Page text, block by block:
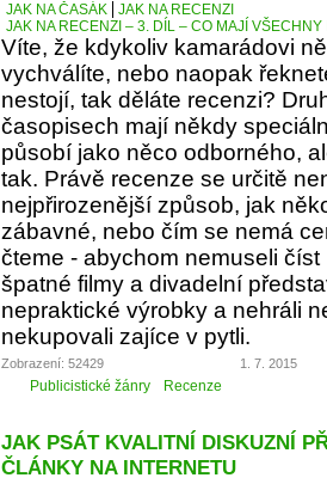
JAK NA ČASÁK
JAK NA RECENZI
JAK NA RECENZI – 3. DÍL – CO MAJÍ
Víte, že kdykoliv kamarádovi
vychválíte, nebo naopak
nestojí, tak děláte recenzi?
časopisech mají někdy
působí jako něco odborného,
tak. Právě recenze se určitě
nejpřirozenější způsob, jak
zábavné, nebo čím se nemá
čteme - abychom nemuseli
špatné filmy a divadelní
nepraktické výrobky a nehráli
nekupovali zajíce v pytli.
Zobrazení: 52429 1. 7. 2015
Publicistické žánry Recenze
JAK PSÁT KVALITNÍ DISKUZNÍ
ČLÁNKY NA INTERNETU